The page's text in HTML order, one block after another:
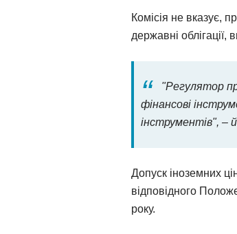
Комісія не вказує,
державні
"Регулятор
фінансові
інструментів", –
Допуск іноземних
відповідного
року.